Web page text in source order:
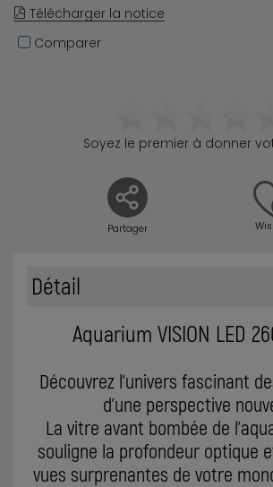
Télécharger la notice
Comparer
Partager
Soyez le premier à donner
Détail
Aquarium VISION LED
Découvrez l'univers fascinant
d'une perspective
La vitre avant bombée de
souligne la profondeur optique
vues surprenantes de votre